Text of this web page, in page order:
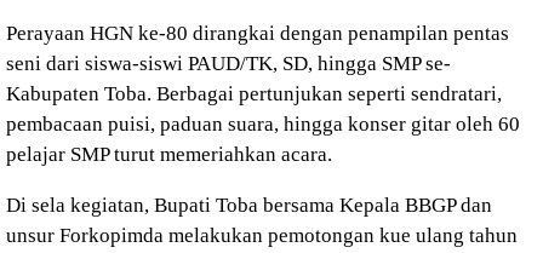
Perayaan HGN ke-80 dirangkai dengan penampilan pentas
seni dari siswa-siswi PAUD/TK, SD, hingga SMP se-
Kabupaten Toba. Berbagai pertunjukan seperti sendratari,
pembacaan puisi, paduan suara, hingga konser gitar oleh 60
pelajar SMP turut memeriahkan acara.
Di sela kegiatan, Bupati Toba bersama Kepala BBGP dan
unsur Forkopimda melakukan pemotongan kue ulang tahun